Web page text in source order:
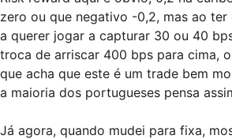
zero ou que negativo -0,2, mas ao ter
a querer jogar a capturar 30 ou 40
troca de arriscar 400 bps para cima,
que acha que este é um trade bem
a maioria dos portugueses pensa
Já agora, quando mudei para fixa,